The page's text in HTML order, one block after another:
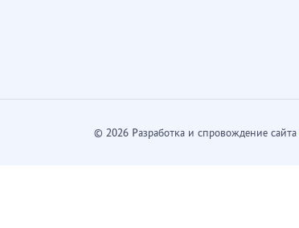
© 2026 Разработка и спровождение сайта